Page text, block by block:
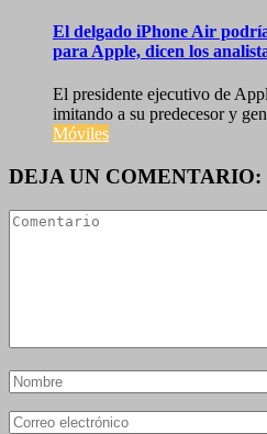
El delgado iPhone Air
para Apple, dicen los
El presidente ejecutivo de
imitando a su predecesor y
Móviles
DEJA UN COMENTARIO: